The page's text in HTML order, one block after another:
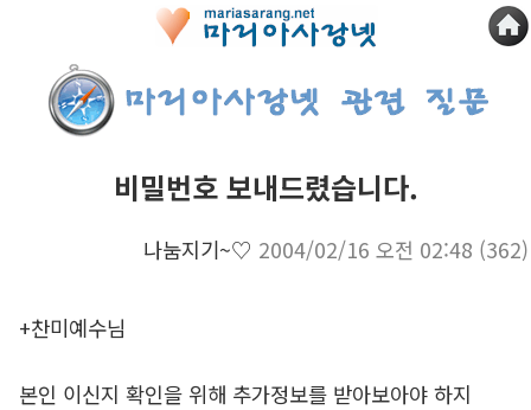
비밀번호 보내드렸습니다.
나눔지기~♡ 2004/02/16 오전 02:48 (362)
+찬미예수님
본인 이신지 확인을 위해 추가정보를 받아보아야 하지